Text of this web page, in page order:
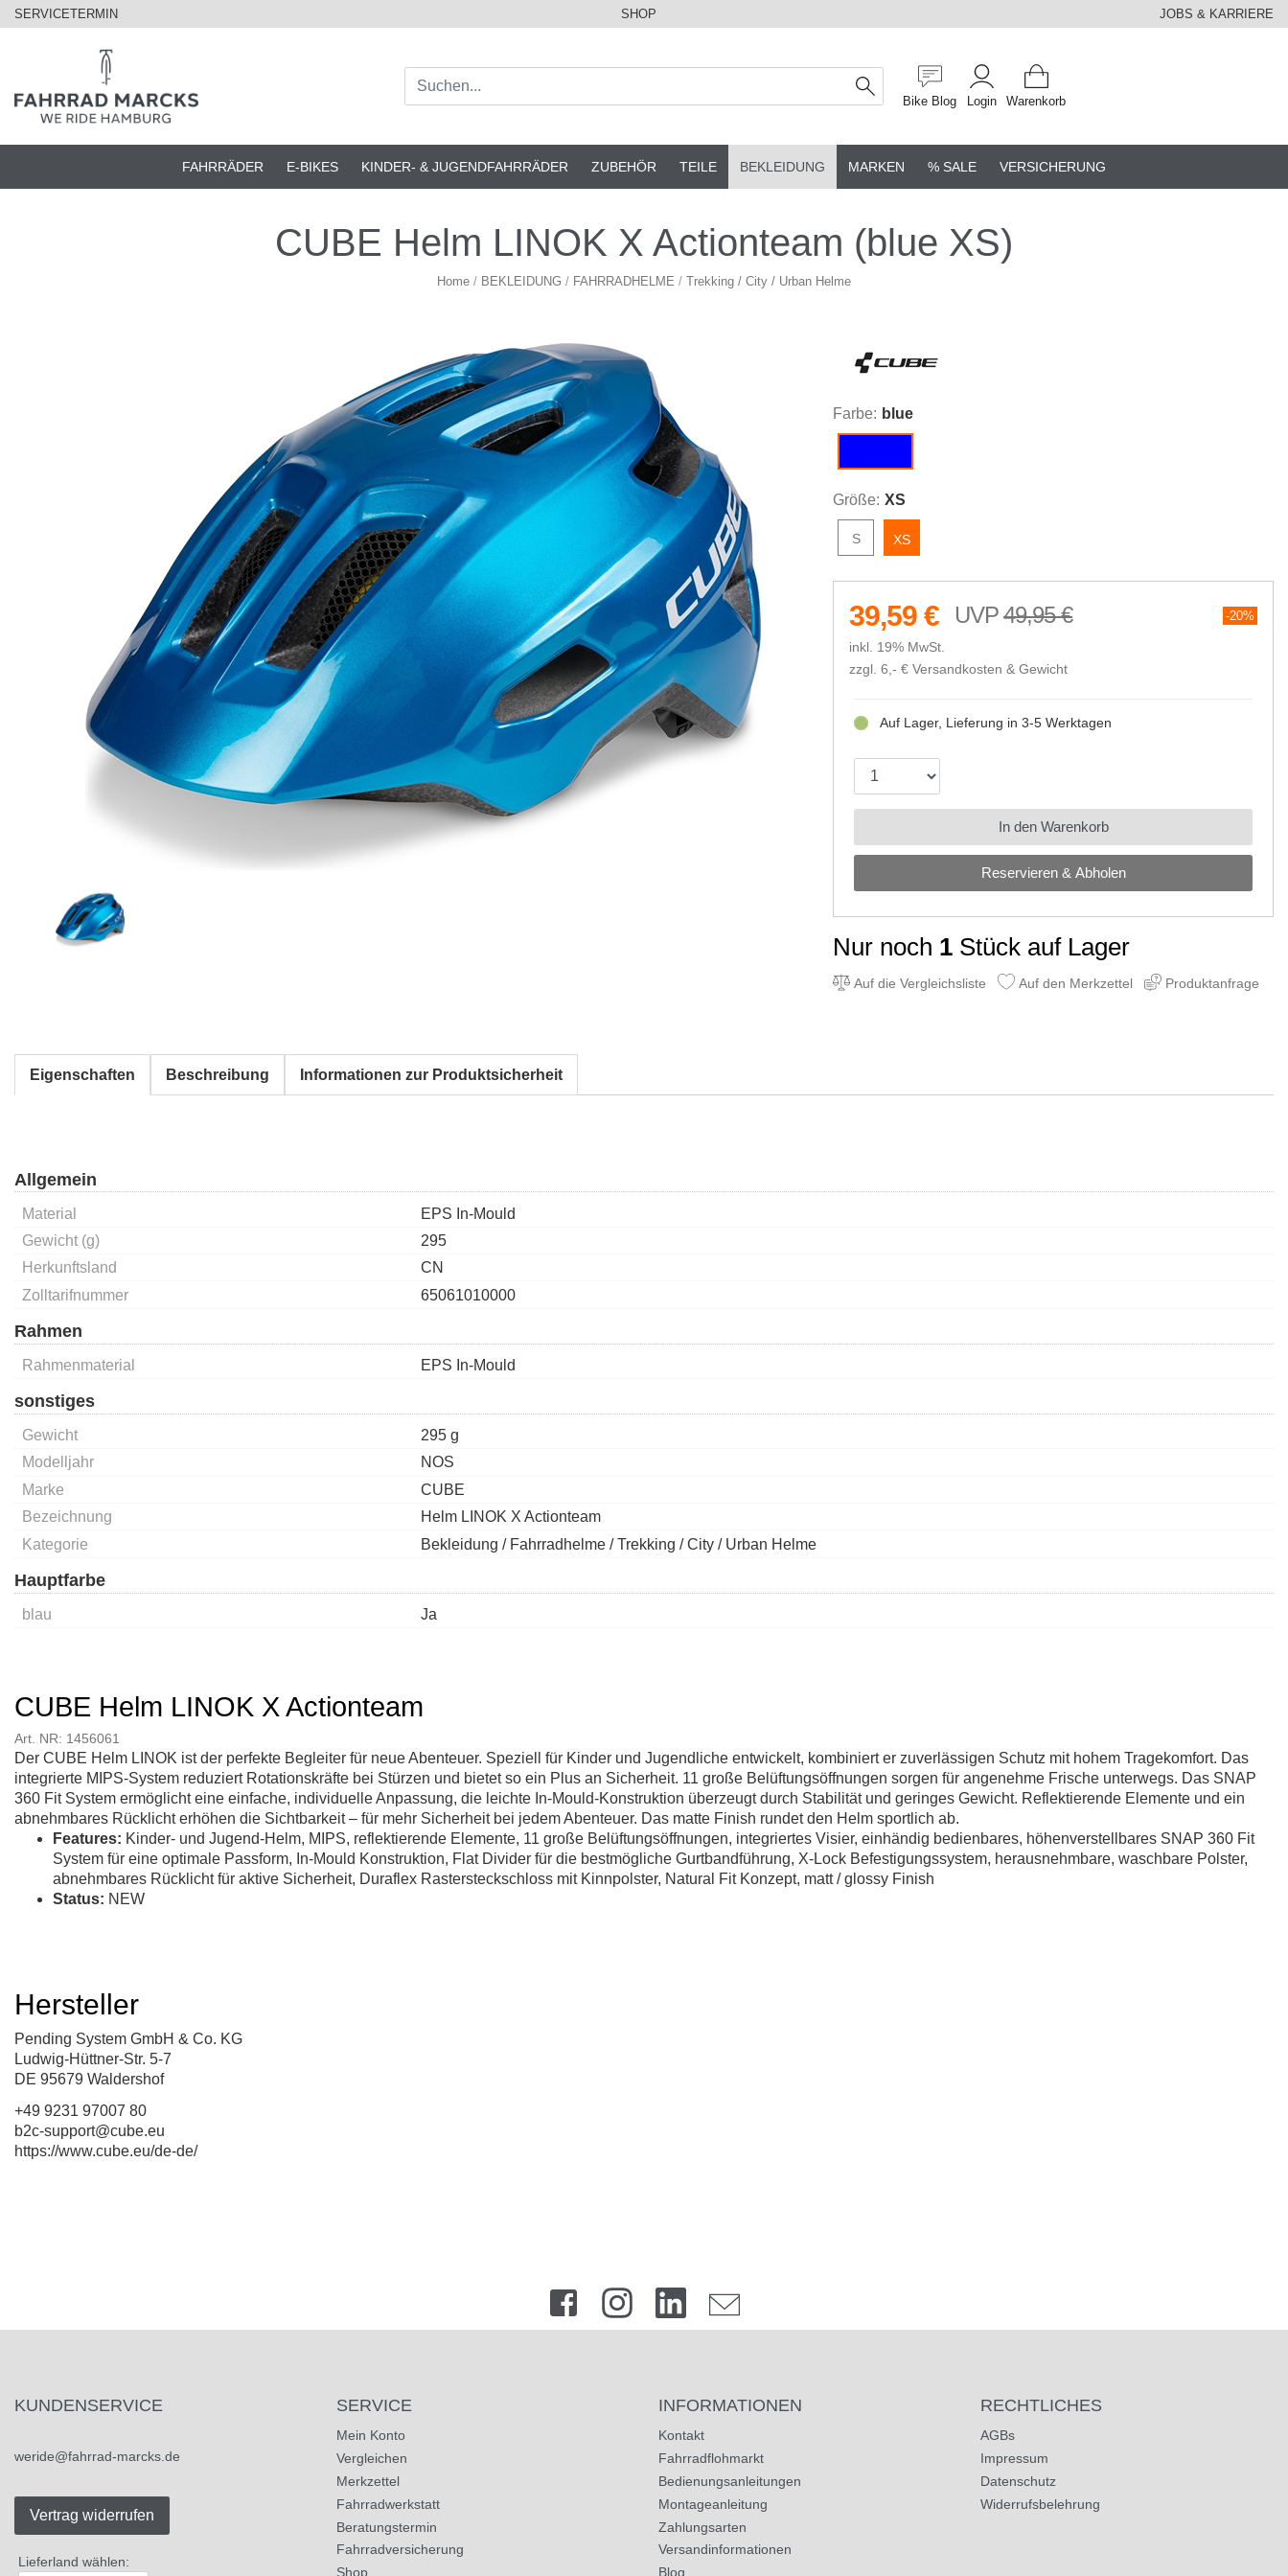
SERVICETERMIN SHOP JOBS & KARRIERE
Bike Blog Login Warenkorb
FAHRRÄDER E-BIKES KINDER- & JUGENDFAHRRÄDER ZUBEHÖR TEILE BEKLEIDUNG MARKEN % SALE VERSICHERUNG
CUBE Helm LINOK X Actionteam (blue XS)
Home / BEKLEIDUNG / FAHRRADHELME / Trekking / City / Urban Helme
Farbe: blue
Größe: XS
S XS
49,95 € 20%
39,59 €
inkl. 19% MwSt.
zzgl. 6,- € Versandkosten & Gewicht
Reservieren & Abholen
Auf Lager, Lieferung in 3-5 Werktagen
In den Warenkorb
Nur noch 1 Stück auf Lager
Auf die Vergleichsliste Auf den Merkzettel Produktanfrage
Eigenschaften Beschreibung Informationen zur Produktsicherheit
Allgemein
Material
EPS In-Mould
Gewicht (g)
295
Herkunftsland
CN
Zolltarifnummer
65061010000
Rahmen
Rahmenmaterial EPS In-Mould
sonstiges
Gewicht
295 g
Modelljahr
NOS
Marke
CUBE
Bezeichnung
Helm LINOK X Actionteam
Kategorie
Bekleidung / Fahrradhelme / Trekking / City / Urban Helme
Hauptfarbe
blau Ja
CUBE Helm LINOK X Actionteam
Art. NR: 1456061
Der CUBE Helm LINOK ist der perfekte Begleiter für neue Abenteuer. Speziell für Kinder und Jugendliche entwickelt, kombiniert er zuverlässigen Schutz mit hohem Tragekomfort. Das
integrierte MIPS-System reduziert Rotationskräfte bei Stürzen und bietet so ein Plus an Sicherheit. 11 große Belüftungsöffnungen sorgen für angenehme Frische unterwegs. Das SNAP
360 Fit System ermöglicht eine einfache, individuelle Anpassung, die leichte In-Mould-Konstruktion überzeugt durch Stabilität und geringes Gewicht. Reflektierende Elemente und ein
abnehmbares Rücklicht erhöhen die Sichtbarkeit – für mehr Sicherheit bei jedem Abenteuer. Das matte Finish rundet den Helm sportlich ab.
Features: Kinder- und Jugend-Helm, MIPS, reflektierende Elemente, 11 große Belüftungsöffnungen, integriertes Visier, einhändig bedienbares, höhenverstellbares SNAP 360 Fit
System für eine optimale Passform, In-Mould Konstruktion, Flat Divider für die bestmögliche Gurtbandführung, X-Lock Befestigungssystem, herausnehmbare, waschbare Polster,
abnehmbares Rücklicht für aktive Sicherheit, Duraflex Rastersteckschloss mit Kinnpolster, Natural Fit Konzept, matt / glossy Finish
Status: NEW
Hersteller
Pending System GmbH & Co. KG
Ludwig-Hüttner-Str. 5-7
DE 95679 Waldershof
+49 9231 97007 80
b2c-support@cube.eu
https://www.cube.eu/de-de/
KUNDENSERVICE
weride@fahrrad-marcks.de
Vertrag widerrufen
Lieferland wählen:
SERVICE
Mein Konto
Vergleichen
Merkzettel
Fahrradwerkstatt
Beratungstermin
Fahrradversicherung
Shop
INFORMATIONEN
Kontakt
Fahrradflohmarkt
Bedienungsanleitungen
Montageanleitung
Zahlungsarten
Versandinformationen
Blog
RECHTLICHES
AGBs
Impressum
Datenschutz
Widerrufsbelehrung